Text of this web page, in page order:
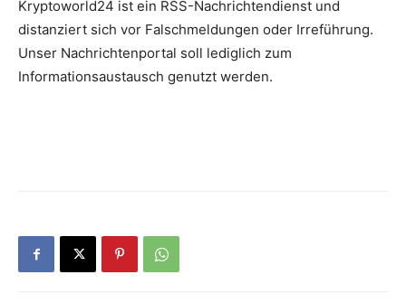
Kryptoworld24 ist ein RSS-Nachrichtendienst und
distanziert sich vor Falschmeldungen oder Irreführung.
Unser Nachrichtenportal soll lediglich zum
Informationsaustausch genutzt werden.